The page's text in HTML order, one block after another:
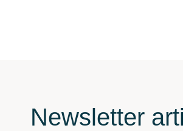
Newsletter